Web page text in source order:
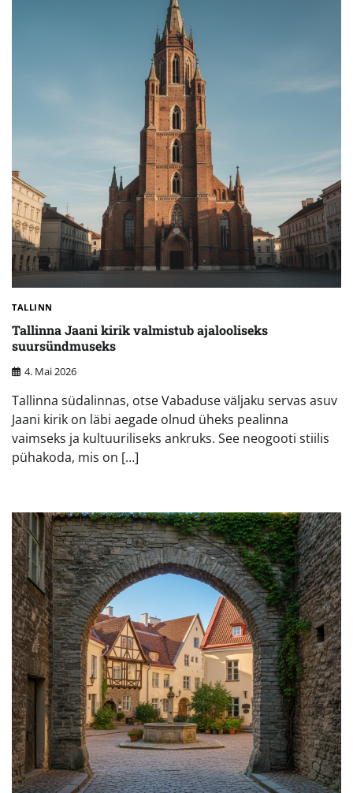
TALLINN
Tallinna Jaani kirik valmistub ajalooliseks
suursündmuseks
4. Mai 2026
Tallinna südalinnas, otse Vabaduse väljaku servas asuv
Jaani kirik on läbi aegade olnud üheks pealinna
vaimseks ja kultuuriliseks ankruks. See neogooti stiilis
pühakoda, mis on […]